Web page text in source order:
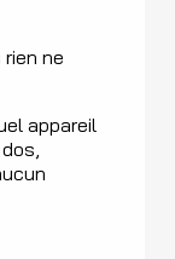
ne
appareil